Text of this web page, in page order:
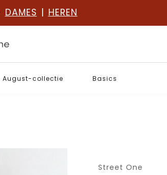
DAMES | HEREN
August-collectie Basics
Street One